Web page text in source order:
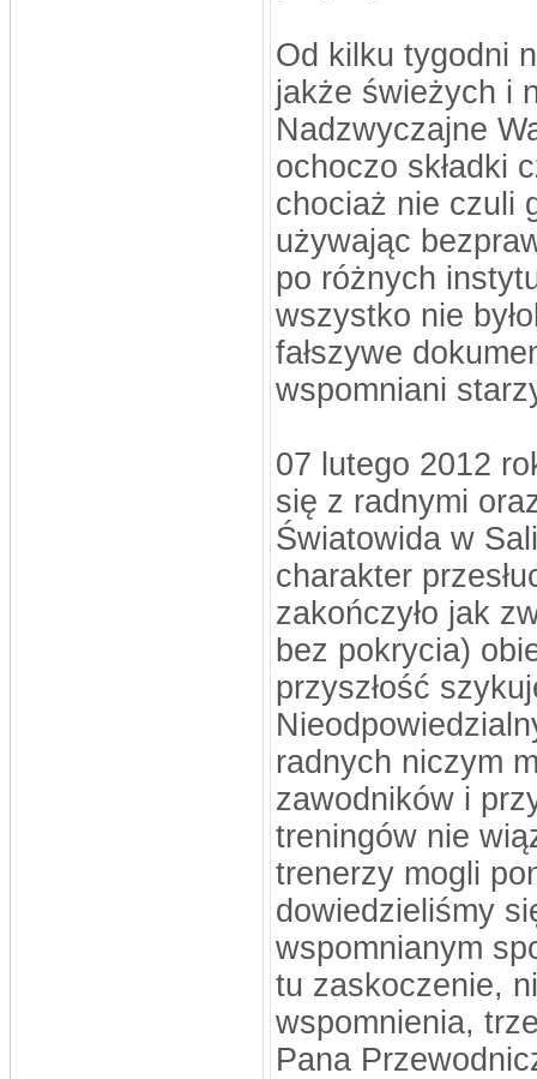
Od kilku tygodni
jakże świeżych i
Nadzwyczajne
ochoczo składki
chociaż nie czuli
używając
po różnych
wszystko nie
fałszywe
wspomniani
07 lutego 2012
się z radnymi
Światowida w
charakter
zakończyło jak
bez pokrycia)
przyszłość
radnych niczym
zawodników i
treningów nie
trenerzy mogli
dowiedzieliśmy
wspomnianym
tu zaskoczenie,
wspomnienia,
Pana